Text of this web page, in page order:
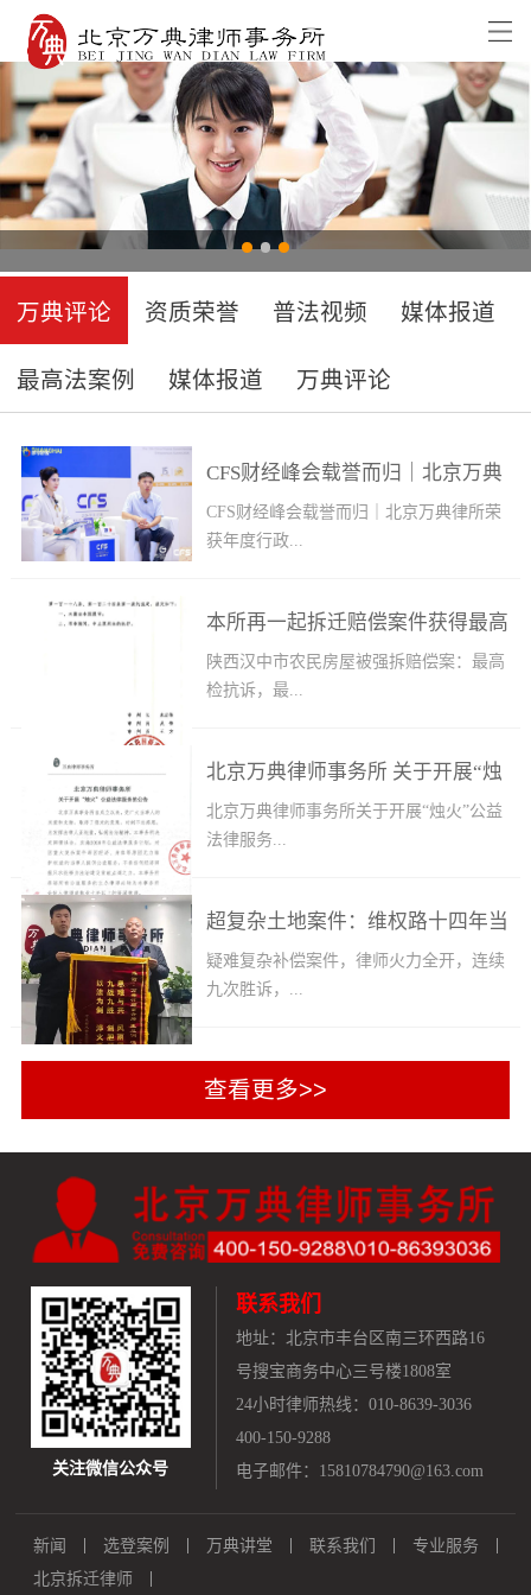
万典评论 资质荣誉 普法视频 媒体报道
最高法案例 媒体报道 万典评论
CFS财经峰会载誉而归｜北京万典
律所荣获年度行政诉讼团队
CFS财经峰会载誉而归｜北京万典律所荣
获年度行政...
诉讼团队 2026年7月30日—31日，第十五
届CFS财经峰会于上海隆重举办。本届峰
会以“全球视野，中国韧性”为主题，汇聚
界经济复苏注入中国信心与发展动能。作
在峰会重磅盛典上，北京万典律师事务所
所主任王卫洲律师获评2026年度行政诉讼
卓越成就律师。峰会现场，王卫洲律师作
以及遍布全国的疑难案件胜诉成果。发展
讼如同“鸡蛋碰石头”，案件胜诉难度高、
办案压力巨大，诸多律师不愿涉足这一领
域。但在王卫洲律师看来，法律的终极追
的普通民众，恰恰最亟需专业法律支持。
多年以来，他坚守行政诉讼赛道，集结一
众志同道合的法律同仁，打造出北京万典
律师事务所，专注行政诉讼、擅长疑难案
守的核心理念。万典律所以“专业、诚
担行业改革的使命，打造老百姓放心的法
本所再一起拆迁赔偿案件获得最高
检抗诉，最高法提审
陕西汉中市农民房屋被强拆赔偿案：最高
检抗诉，最...
高法裁定提审（案号：（2025）最高法行
抗8号），这是本所2025年第二件两高联
动案件，2025年最高检抗诉案件仅23件，
代理的陕西省勉县房屋拆迁行政赔偿案
院驳回。 本案由万典律师代理，经人民
法院一审判决强拆行为违法，原告依法申
请行政赔偿，但赔偿判决结果，当事人不
依法帮助委托人申请再审依然没有获得支
持，之后万典律师本着珍惜每一份委托，
力求将每一份案件打造为经典案例的追
求，向陕西省人民检察院申请抗诉监督。
2，陕西省人民检察院提检察建议，竟然
被陕西省高级人民法院驳回。 本案中，
委托人因不服原审行政赔偿判决，委托北
京万典律师事务所依法维护自身合法权
益。案件经审查后，陕西省人民检察院认
为原审判决认定事实证据不足，符合抗诉
条件，依法向陕西省高级人民法院提出再
法院驳回，经万典律师争取，陕西省人民
北京万典律师事务所 关于开展“烛
火”公益法律服务的公告
北京万典律师事务所关于开展“烛火”公益
法律服务...
的公告北京万典事务所自成立以来，受广
大当事人的关爱和支持，取得了稳定的发
展，时刻不忘感恩。为发挥法律人正能
维护权益的当事人提供公益服务，不求任
何经济回报只求能够为法治建设贡献点滴
之力，本事务所承诺所有公益服务的主办
律师必均为本事务所合伙人律师或执业十
年以上的资深律师。我们将公益活动名称
取名为“烛火”，希望能够为身处绝境中孤
立无助的当事人带来一点希望和温暖。公
益案件筛选范围：1.案件为重大复杂案
在冤情的刑事案件，具有正义诉求。北京
万典律师事务所二零二六年一月一日
超复杂土地案件：维权路十四年当
事人太难
疑难复杂补偿案件，律师火力全开，连续
九次胜诉，...
当事人诉求获得圆满解决 轻信开发商，
自行拆除房屋，补偿无法兑现 案件历时
拆除部分房屋（拆迁办认为已经全部拆
除），而开发商法人因车祸去世，导致项
目由新的开发商接手，2008年项目经重新
开发商已经不参与项目，当事人补偿安置
无法解决。 政府征收，直接注销土地
证，不予补偿 当事人集体土地使用证被
权益，阻止开发商施工，多名家人被行政
拘留，无奈的当事人只好选择法律程序维
护权益。当事人首先委托当地的律师维护
议、行政诉讼一审全部败诉，在维权失利
关注微信公众号
联系我们
地址： 北京市丰台区南三环西路16
号搜宝商务中心三号楼1808室
24小时律师热线：010-8639-3036
400-150-9288
电子邮件：15810784790@163.com
新闻 选登案例 万典讲堂 联系我们
专业服务
北京拆迁律师